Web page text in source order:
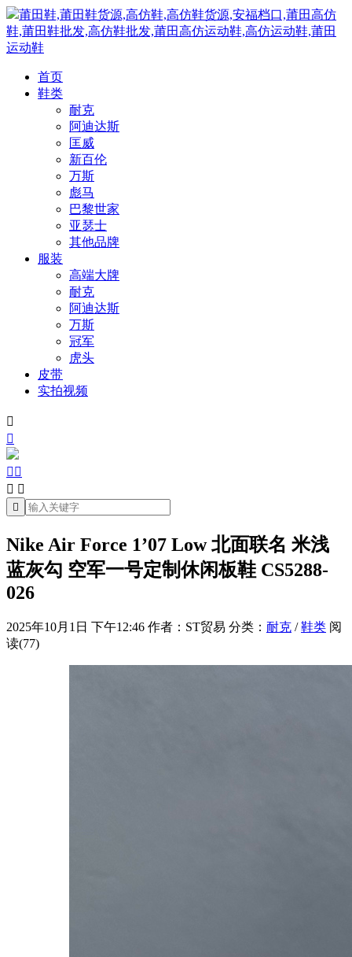
莆田鞋,莆田鞋货源,高仿鞋,高仿鞋货源,安福档口,莆田高仿
鞋,莆田鞋批发,高仿鞋批发,莆田高仿运动鞋,高仿运动鞋,莆田
运动鞋
首页
鞋类
耐克
阿迪达斯
匡威
新百伦
万斯
彪马
巴黎世家
亚瑟士
其他品牌
服装
高端大牌
耐克
阿迪达斯
万斯
冠军
虎头
皮带
实拍视频


 
 

Nike Air Force 1’07 Low 北面联名 米浅
蓝灰勾 空军一号定制休闲板鞋 CS5288-
026
2025年10月1日 下午12:46 作者：ST贸易 分类： 耐克 /鞋类 阅
读(77)